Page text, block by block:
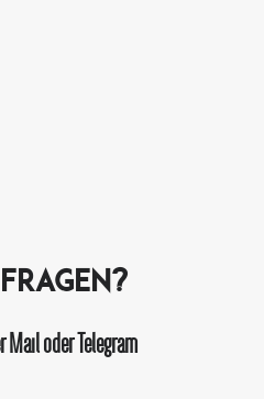
Mail oder Telegram